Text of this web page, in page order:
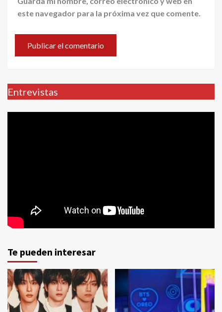
este navegador para la próxima vez que comente.
Entrevistas
Te pueden interesar